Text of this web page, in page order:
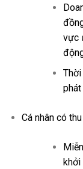
vực
Cá nhân có